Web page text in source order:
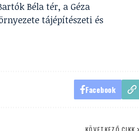
Béla tér, a Géza
tájépítészeti és
Facebook